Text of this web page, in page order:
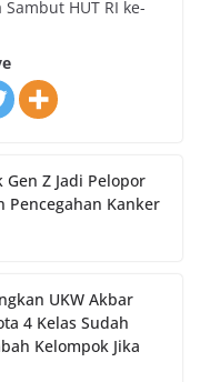
HUT RI ke-
Gen Z Jadi Pelopor
Pencegahan Kanker
UKW Akbar
4 Kelas Sudah
Kelompok Jika